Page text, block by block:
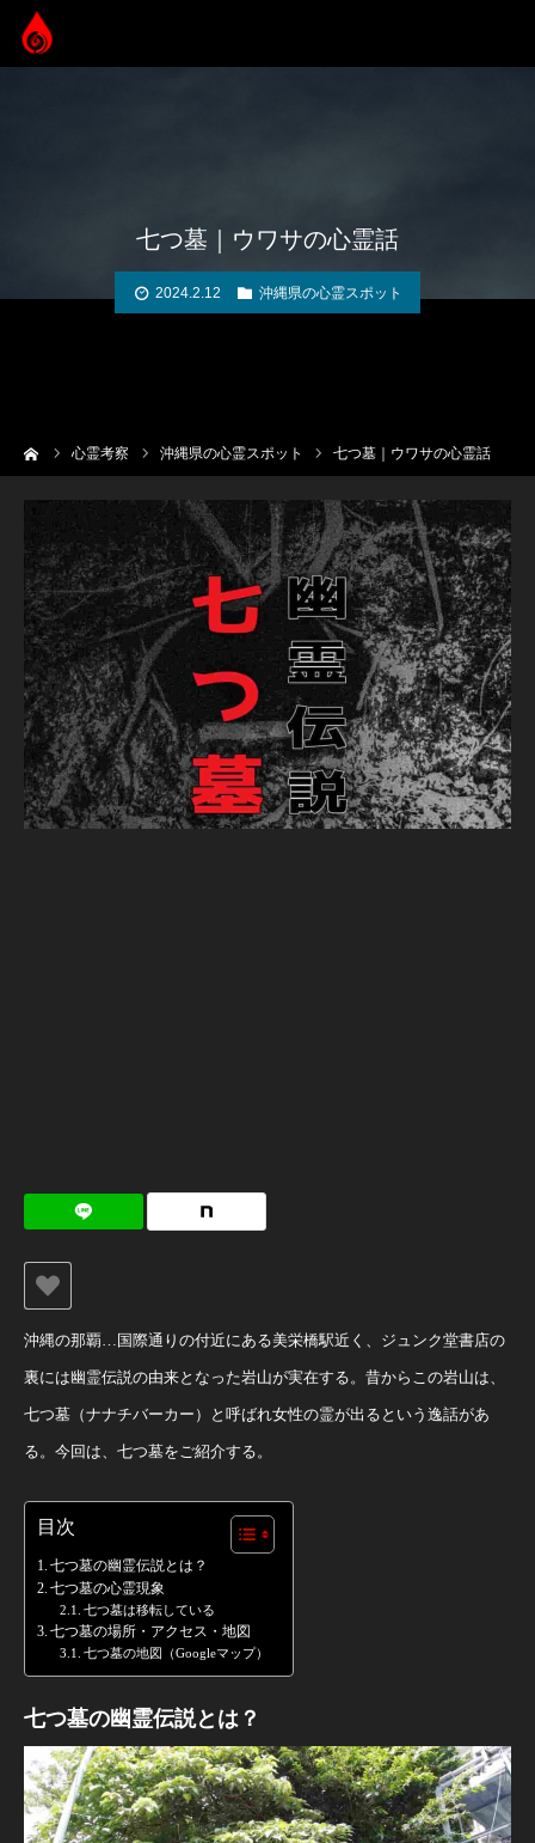
七つ墓｜ウワサの心霊話
2024.2.12 沖縄県の心霊スポット
心霊考察 沖縄県の心霊スポット 七つ墓｜ウワサの心霊話
沖縄の那覇…国際通りの付近にある美栄橋駅近く、ジュンク堂書店の
裏には幽霊伝説の由来となった岩山が実在する。昔からこの岩山は、
七つ墓（ナナチバーカー）と呼ばれ女性の霊が出るという逸話があ
る。今回は、七つ墓をご紹介する。
目次
七つ墓の幽霊伝説とは？
七つ墓の心霊現象
七つ墓は移転している
七つ墓の場所・アクセス・地図
七つ墓の地図（Googleマップ）
七つ墓の幽霊伝説とは？